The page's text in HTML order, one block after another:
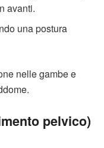
avanti.
una postura
nelle gambe e
pelvico)